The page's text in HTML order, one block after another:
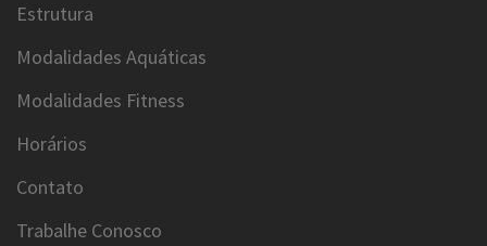
Estrutura
Modalidades Aquáticas
Modalidades Fitness
Horários
Contato
Trabalhe Conosco